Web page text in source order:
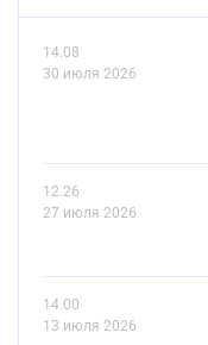
14.08
30 июля 2026
12.26
27 июля 2026
14.00
13 июля 2026